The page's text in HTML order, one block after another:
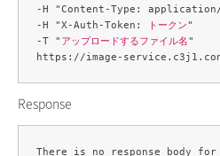
-H "Content-Type:
-H "X-Auth-Token:
トークン"
-T " アップロードするファイル名"
https://image-
Response